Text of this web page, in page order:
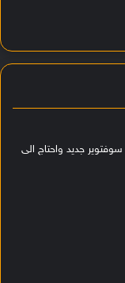
جديد واحتاج الى